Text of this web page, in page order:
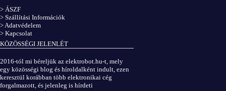
> ÁSZF
> Szállítási Információk
> Adatvédelem
> Kapcsolat
KÖZÖSSÉGI JELENLÉT
2016-tól mi béreljük az elektrobot.hu-t, mely
egy közösségi blog és híroldalként indult, ezen
keresztül korábban több elektronikai cég
forgalmazott, és jelenleg is hírdeti